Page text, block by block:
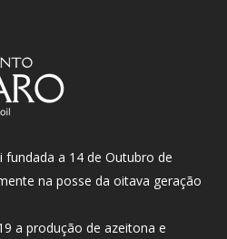
a 14 de Outubro de
na posse da oitava geração
a produção de azeitona e